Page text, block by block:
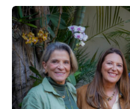
Leclercq, a